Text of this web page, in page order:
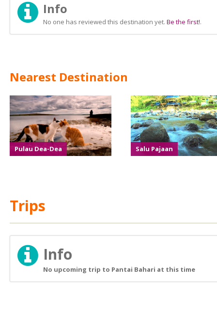
Info
No one has reviewed this destination yet. Be the first!.
Nearest Destination
Pulau Dea-Dea Salu Pajaan
Trips
Info
No upcoming trip to Pantai Bahari at this time